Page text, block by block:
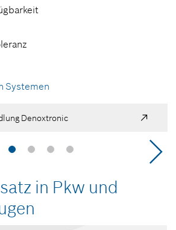
Systemen
Denoxtronic
in Pkw und